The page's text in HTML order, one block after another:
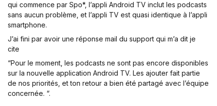
qui commence par Spo*, l’appli Android TV inclut les podcasts
sans aucun problème, et l’appli TV est quasi identique à l’appli
smartphone.
J’ai fini par avoir une réponse mail du support qui m’a dit je
cite
“Pour le moment, les podcasts ne sont pas encore disponibles
sur la nouvelle application Android TV. Les ajouter fait partie
de nos priorités, et ton retour a bien été partagé avec l’équipe
concernée. “.